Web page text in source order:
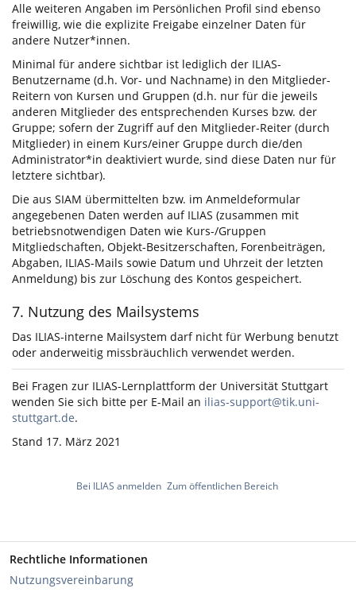
Alle weiteren Angaben im Persönlichen Profil sind ebenso
freiwillig, wie die explizite Freigabe einzelner Daten für
andere Nutzer*innen.
Minimal für andere sichtbar ist lediglich der ILIAS-
Benutzername (d.h. Vor- und Nachname) in den Mitglieder-
Reitern von Kursen und Gruppen (d.h. nur für die jeweils
anderen Mitglieder des entsprechenden Kurses bzw. der
Gruppe; sofern der Zugriff auf den Mitglieder-Reiter (durch
Mitglieder) in einem Kurs/einer Gruppe durch die/den
Administrator*in deaktiviert wurde, sind diese Daten nur für
letztere sichtbar).
Die aus SIAM übermittelten bzw. im Anmeldeformular
angegebenen Daten werden auf ILIAS (zusammen mit
betriebsnotwendigen Daten wie Kurs-/Gruppen
Mitgliedschaften, Objekt-Besitzerschaften, Forenbeiträgen,
Abgaben, ILIAS-Mails sowie Datum und Uhrzeit der letzten
Anmeldung) bis zur Löschung des Kontos gespeichert.
7. Nutzung des Mailsystems
Das ILIAS-interne Mailsystem darf nicht für Werbung benutzt
oder anderweitig missbräuchlich verwendet werden.
Bei Fragen zur ILIAS-Lernplattform der Universität Stuttgart
wenden Sie sich bitte per E-Mail an ilias-support@tik.uni-
stuttgart.de.
Stand 17. März 2021
Bei ILIAS anmelden Zum öffentlichen Bereich
Rechtliche Informationen
Nutzungsvereinbarung